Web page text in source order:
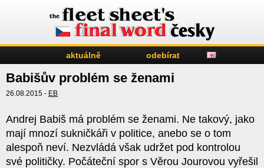
aktuálně odebírat
Babišův problém se ženami
26.08.2015 - EB
Andrej Babiš má problém se ženami. Ne takový, jako
mají mnozí sukničkáři v politice, anebo se o tom
alespoň neví. Nezvládá však udržet pod kontrolou
své političky. Počáteční spor s Věrou Jourovou vyřešil